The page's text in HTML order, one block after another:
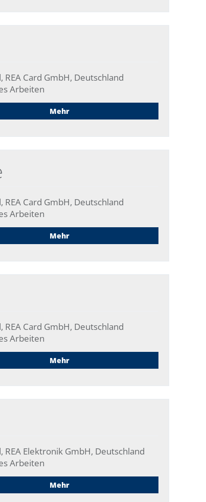
REA Card GmbH, Deutschland
Arbeiten
Mehr
REA Card GmbH, Deutschland
Arbeiten
Mehr
REA Card GmbH, Deutschland
Arbeiten
Mehr
REA Elektronik GmbH, Deutschland
Arbeiten
Mehr